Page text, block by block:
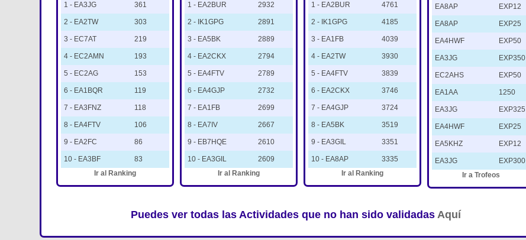
1 - EA3JG 361
2 - EA2TW 303
3 - EC7AT 219
4 - EC2AMN 193
5 - EC2AG 153
6 - EA1BQR 119
7 - EA3FNZ 118
8 - EA4FTV 106
9 - EA2FC 86
10 - EA3BF
83
Ir al Ranking
1 - EA2BUR 2932
2 - IK1GPG 2891
3 - EA5BK 2889
4 - EA2CKX 2794
5 - EA4FTV 2789
6 - EA4GJP 2732
7 - EA1FB 2699
8 - EA7IV 2667
9 - EB7HQE 2610
10 - EA3GIL
2609
Ir al Ranking
1 - EA2BUR 4761
2 - IK1GPG 4185
3 - EA1FB 4039
4 - EA2TW 3930
5 - EA4FTV 3839
6 - EA2CKX 3746
7 - EA4GJP 3724
8 - EA5BK 3519
9 - EA3GIL 3351
10 - EA8AP
3335
Ir al Ranking
EA8AP EXP12
EA8AP EXP25
EA4HWF EXP50
EA3JG EXP350
EC2AHS EXP50
EA1AA 1250
EA3JG EXP325
EA4HWF EXP25
EA5KHZ EXP12
EA3JG
EXP300
Ir a Trofeos
Puedes ver todas las Actividades que no han sido validadas Aquí